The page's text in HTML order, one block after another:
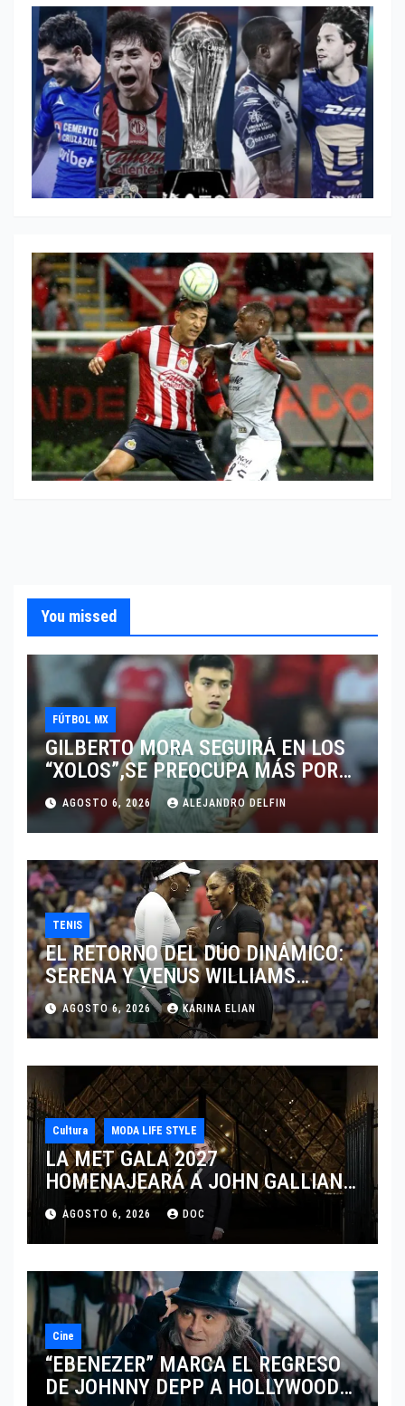
You missed
FÚTBOL MX
GILBERTO MORA SEGUIRÁ EN LOS
“XOLOS”,SE PREOCUPA MÁS POR
JUGAR EN SU EQUIPO.
AGOSTO 6, 2026 ALEJANDRO DELFIN
TENIS
EL RETORNO DEL DÚO DINÁMICO:
SERENA Y VENUS WILLIAMS
DISPUTARÁN LOS DOBLES EN
CINCINNATI 2026
AGOSTO 6, 2026 KARINA ELIAN
Cultura MODA LIFE STYLE
LA MET GALA 2027
HOMENAJEARÁ A JOHN GALLIANO
MARCANDO EL REGRESO DEL REY
DEL DRAMATISMO
AGOSTO 6, 2026 DOC
Cine
“EBENEZER” MARCA EL REGRESO
DE JOHNNY DEPP A HOLLYWOOD